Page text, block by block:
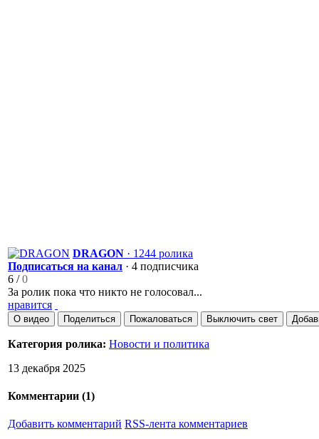
DRAGON · 1244 ролика
Подписаться на канал · 4 подписчика
6 /0
За ролик пока что никто не голосовал...
нравится
О видео Поделиться Пожаловаться Выключить свет
Категория ролика: Новости и политика
13 декабря 2025
Комментарии (1)
Добавить комментарий RSS-лента комментариев